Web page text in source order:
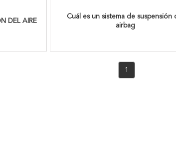
DEL AIRE
Cuál es un sistema de suspensión
airbag
1